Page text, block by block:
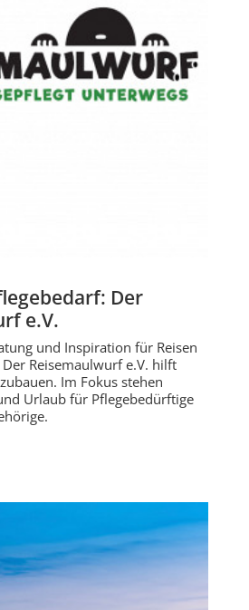
Der
e.V.
und Inspiration für Reisen
Reisemaulwurf e.V. hilft
Im Fokus stehen
Urlaub für Pflegebedürftige